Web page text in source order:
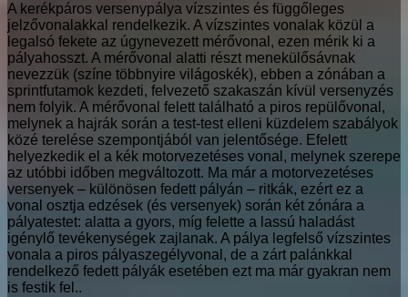
A kerékpáros versenypálya vízszintes és függőleges
jelzővonalakkal rendelkezik. A vízszintes vonalak közül a
legalsó fekete az úgynevezett mérővonal, ezen mérik ki a
pályahosszt. A mérővonal alatti részt menekülősávnak
nevezzük (színe többnyire világoskék), ebben a zónában a
sprintfutamok kezdeti, felvezető szakaszán kívül versenyzés
nem folyik. A mérővonal felett található a piros repülővonal,
melynek a hajrák során a test-test elleni küzdelem szabályok
közé terelése szempontjából van jelentősége. Efelett
helyezkedik el a kék motorvezetéses vonal, melynek szerepe
az utóbbi időben megváltozott. Ma már a motorvezetéses
versenyek – különösen fedett pályán – ritkák, ezért ez a
vonal osztja edzések (és versenyek) során két zónára a
pályatestet: alatta a gyors, míg felette a lassú haladást
igénylő tevékenységek zajlanak. A pálya legfelső vízszintes
vonala a piros pályaszegélyvonal, de a zárt palánkkal
rendelkező fedett pályák esetében ezt ma már gyakran nem
is festik fel..